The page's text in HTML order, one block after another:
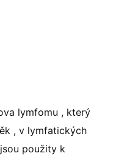
lymfomu , který
, v lymfatických
použity k